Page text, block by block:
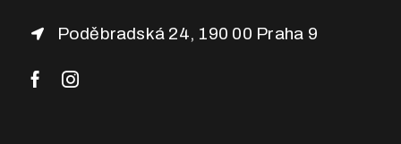
Poděbradská 24, 190 00 Praha 9